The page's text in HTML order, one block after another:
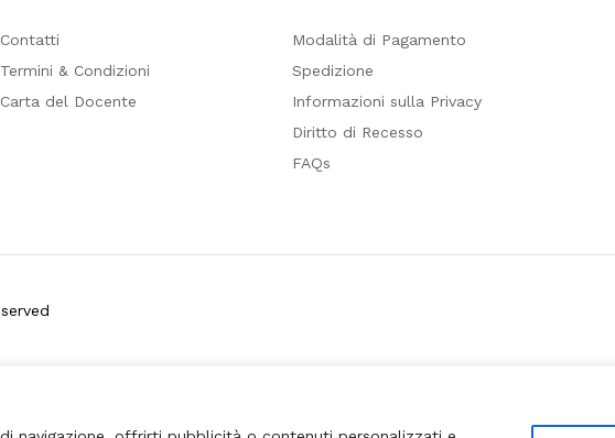
Contatti
Termini & Condizioni
Carta del Docente
Modalità di Pagamento
Spedizione
Informazioni sulla Privacy
Diritto di Recesso
FAQs